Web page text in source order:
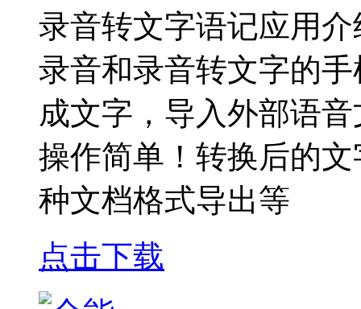
录音转文字语记应用
录音和录音转文字的
成文字，导入外部语
操作简单！转换后的
种文档格式导出等
点击下载